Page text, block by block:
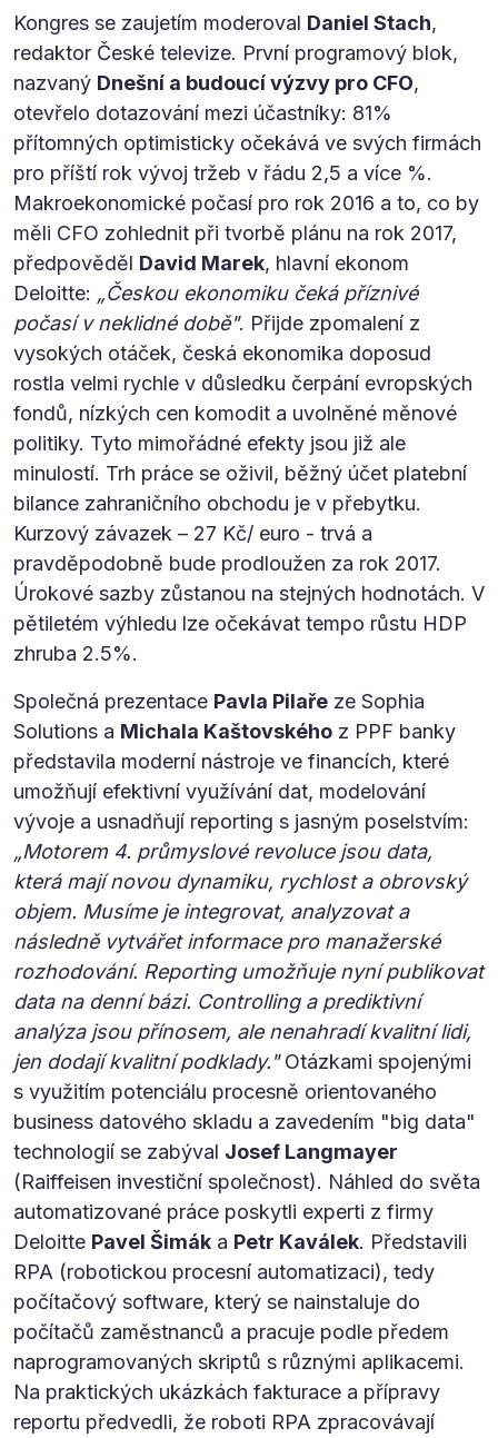
Kongres se zaujetím moderoval Daniel Stach,
redaktor České televize. První programový blok,
nazvaný Dnešní a budoucí výzvy pro CFO,
otevřelo dotazování mezi účastníky: 81%
přítomných optimisticky očekává ve svých firmách
pro příští rok vývoj tržeb v řádu 2,5 a více %.
Makroekonomické počasí pro rok 2016 a to, co by
měli CFO zohlednit při tvorbě plánu na rok 2017,
předpověděl David Marek, hlavní ekonom
Deloitte: „Českou ekonomiku čeká příznivé
počasí v neklidné době". Přijde zpomalení z
vysokých otáček, česká ekonomika doposud
rostla velmi rychle v důsledku čerpání evropských
fondů, nízkých cen komodit a uvolněné měnové
politiky. Tyto mimořádné efekty jsou již ale
minulostí. Trh práce se oživil, běžný účet platební
bilance zahraničního obchodu je v přebytku.
Kurzový závazek – 27 Kč/ euro - trvá a
pravděpodobně bude prodloužen za rok 2017.
Úrokové sazby zůstanou na stejných hodnotách. V
pětiletém výhledu lze očekávat tempo růstu HDP
zhruba 2.5%.
Společná prezentace Pavla Pilaře ze Sophia
Solutions a Michala Kaštovského z PPF banky
představila moderní nástroje ve financích, které
umožňují efektivní využívání dat, modelování
vývoje a usnadňují reporting s jasným poselstvím:
„Motorem 4. průmyslové revoluce jsou data,
která mají novou dynamiku, rychlost a obrovský
objem. Musíme je integrovat, analyzovat a
následně vytvářet informace pro manažerské
rozhodování. Reporting umožňuje nyní publikovat
data na denní bázi. Controlling a prediktivní
analýza jsou přínosem, ale nenahradí kvalitní lidi,
jen dodají kvalitní podklady."Otázkami spojenými
s využitím potenciálu procesně orientovaného
business datového skladu a zavedením "big data"
technologií se zabýval Josef Langmayer
(Raiffeisen investiční společnost). Náhled do světa
automatizované práce poskytli experti z firmy
Deloitte Pavel Šimák a Petr Kaválek. Představili
RPA (robotickou procesní automatizaci), tedy
počítačový software, který se nainstaluje do
počítačů zaměstnanců a pracuje podle předem
naprogramovaných skriptů s různými aplikacemi.
Na praktických ukázkách fakturace a přípravy
reportu předvedli, že roboti RPA zpracovávají